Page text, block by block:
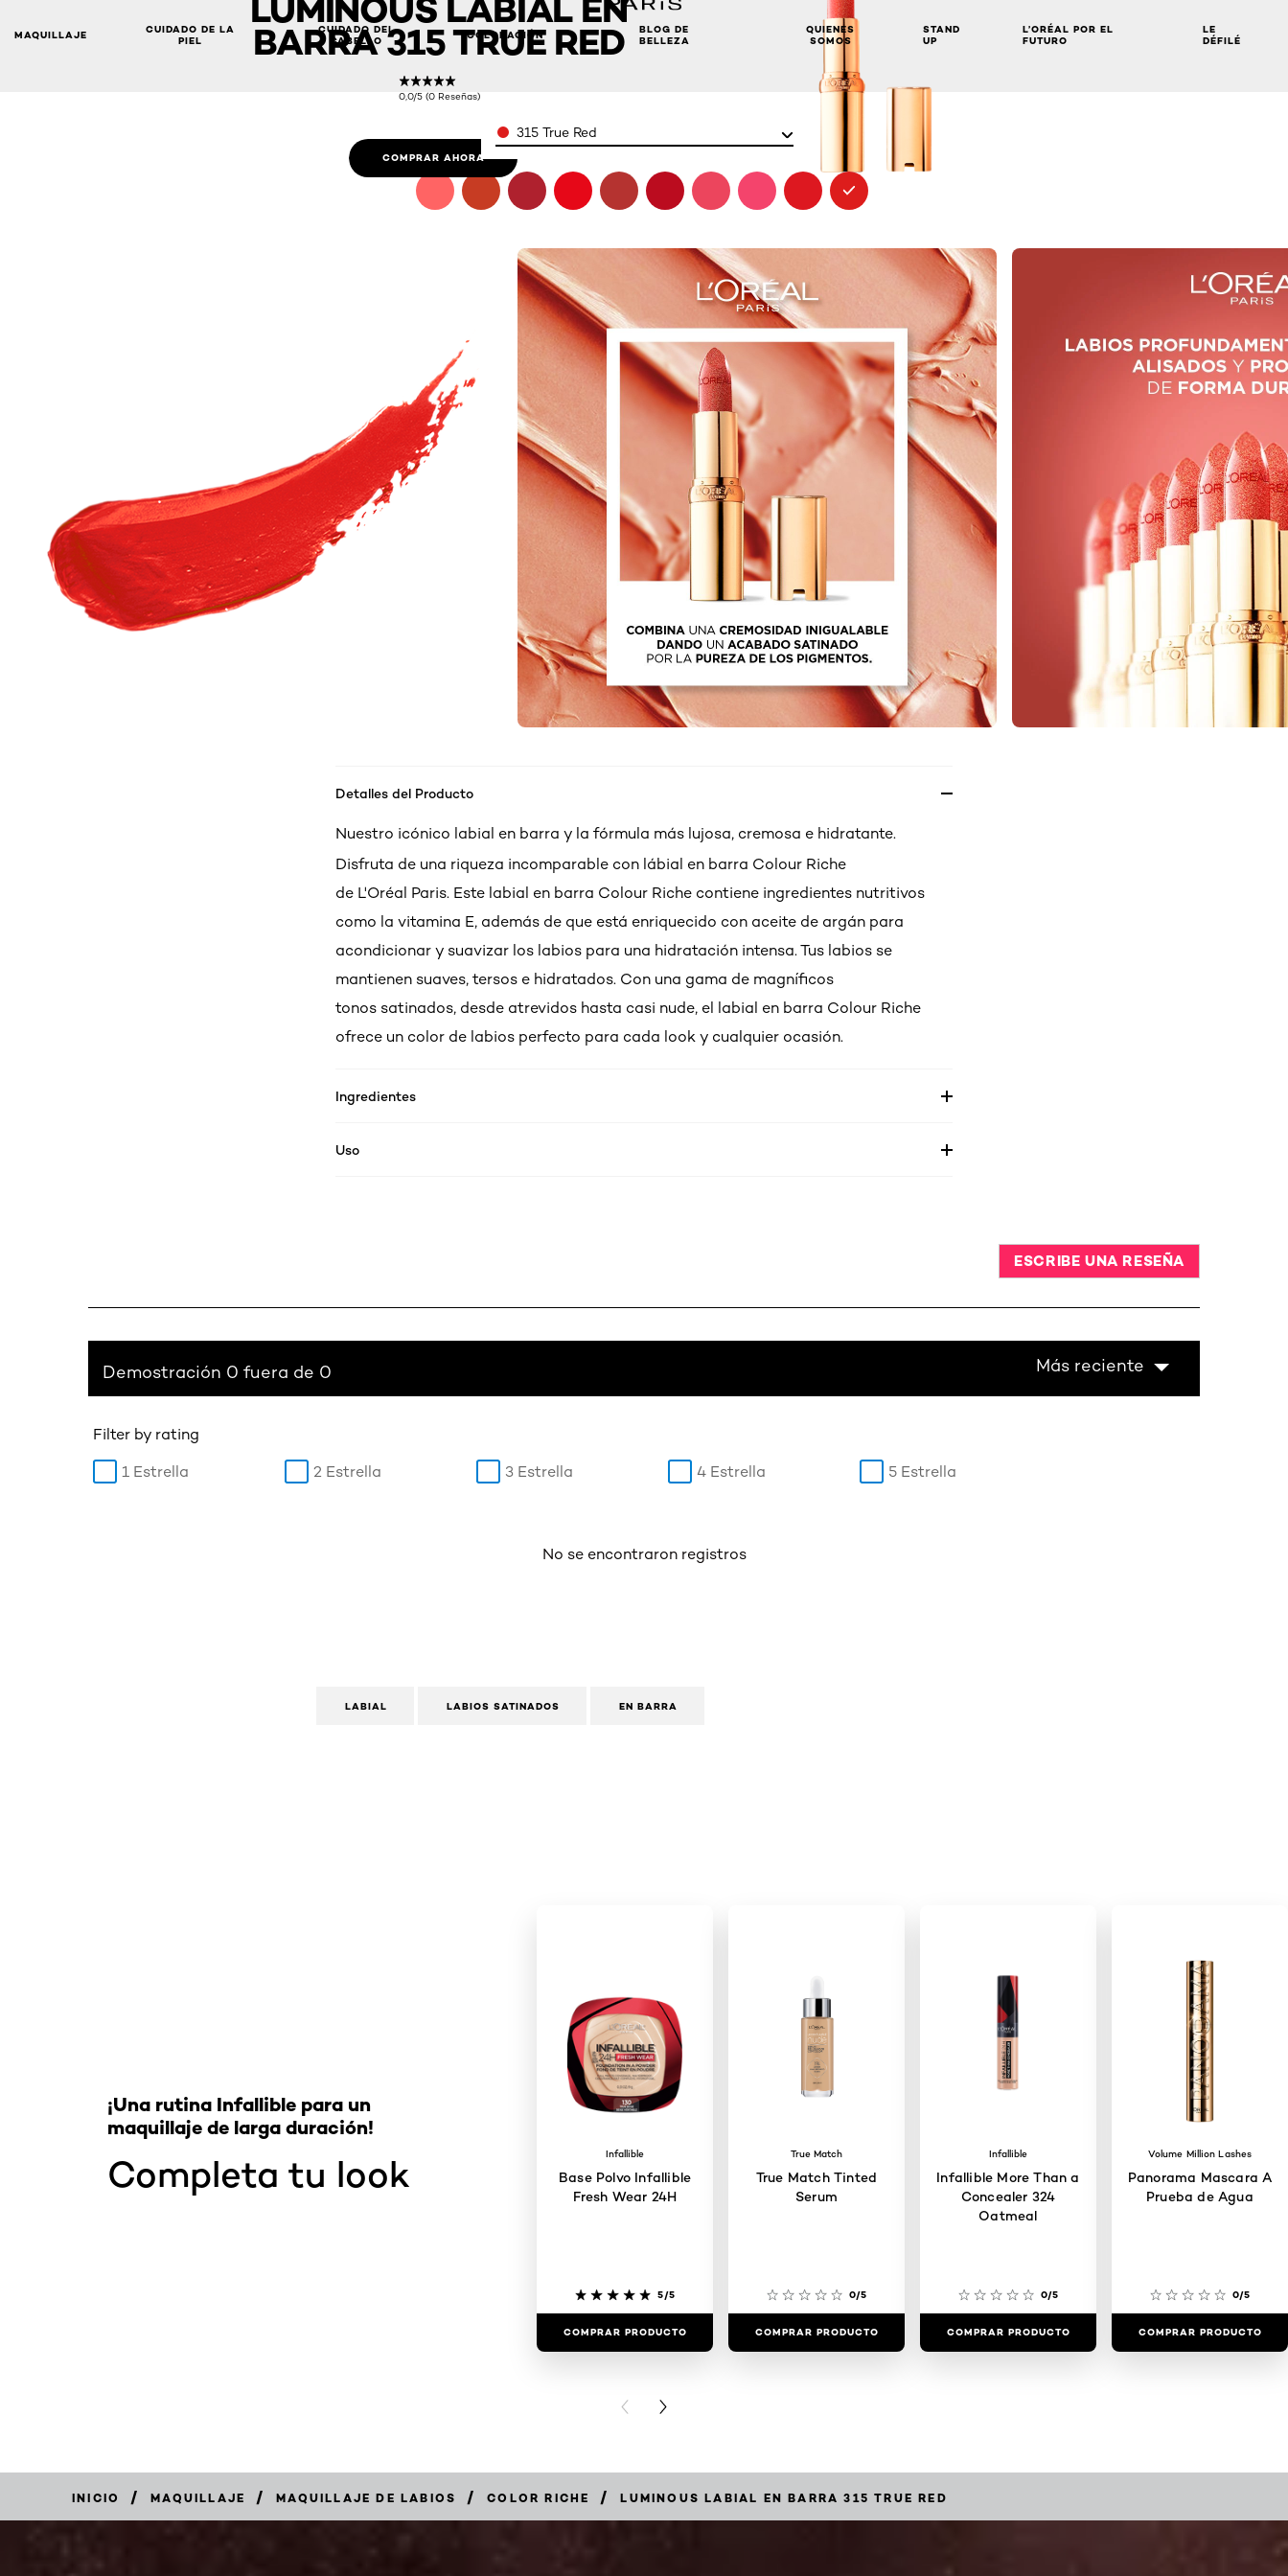
MAQUILLAJE
CUIDADO DE LA
PIEL
CUIDADO DEL
CABELLO
COLORACIÓN
BLOG DE
BELLEZA
QUIENES
SOMOS
STAND
UP
L’ORÉAL POR EL
FUTURO
LE
DÉFILÉ
BARRA 315 TRUE RED
0,0/5 (0 Reseñas)
COMPRAR AHORA
Color315 True Red
NEXT CARD
Detalles del Producto
Nuestro icónico labial en barra y la fórmula más lujosa, cremosa e hidratante.
Disfruta de una riqueza incomparable con lábial en barra Colour Riche
de L'Oréal Paris. Este labial en barra Colour Riche contiene ingredientes nutritivos
como la vitamina E, además de que está enriquecido con aceite de argán para
acondicionar y suavizar los labios para una hidratación intensa. Tus labios se
mantienen suaves, tersos e hidratados. Con una gama de magníficos
tonos satinados, desde atrevidos hasta casi nude, el labial en barra Colour Riche
ofrece un color de labios perfecto para cada look y cualquier ocasión.
Ingredientes
Uso
ESCRIBE UNA RESEÑA
Demostración 0 fuera de 0 Más reciente
Filter by rating
1 Estrella 2 Estrella 3 Estrella 4 Estrella 5 Estrella
No se encontraron registros
LABIAL LABIOS SATINADOS EN BARRA
Completa tu look
¡Una rutina Infallible para un
maquillaje de larga duración!
Infallible
Base Polvo Infallible
Fresh Wear 24H
5/5
COMPRAR PRODUCTO
True Match
True Match Tinted
Serum
0/5
COMPRAR PRODUCTO
Infallible
Infallible More Than a
Concealer 324
Oatmeal
0/5
COMPRAR PRODUCTO
Volume Million Lashes
Panorama Mascara A
Prueba de Agua
0/5
COMPRAR PRODUCTO
PREVIOUS CARD
NEXT CARD
INICIO / MAQUILLAJE / MAQUILLAJE DE LABIOS / COLOR RICHE / LUMINOUS LABIAL EN BARRA 315 TRUE RED